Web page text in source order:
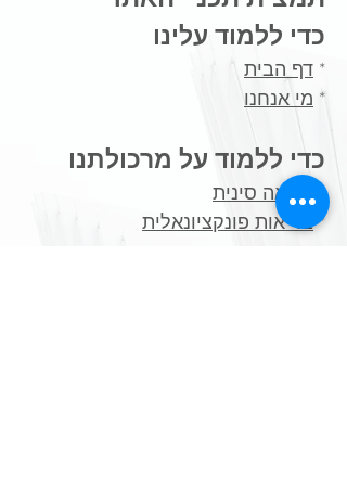
כדי ללמוד עלינו
*דף הבית
* מי אנחנו
כדי ללמוד על מרכולתנו
*רפואה סינית
*בריאות פונקציונאלית